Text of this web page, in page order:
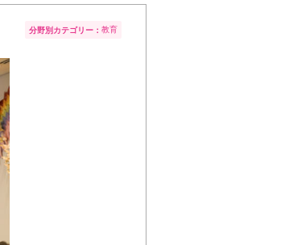
分野別カテゴリー： 教育